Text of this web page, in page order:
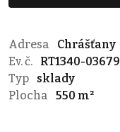
Adresa
Chrášťany
Ev. č.
RT1340-03679
Typ
sklady
Plocha
550 m²